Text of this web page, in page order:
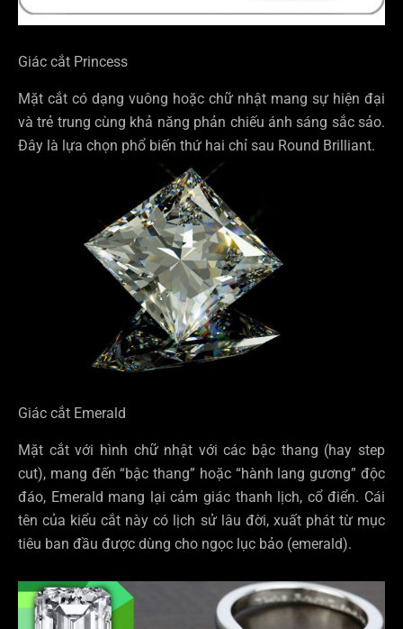
Giác cắt Princess
Mặt cắt có dạng vuông hoặc chữ nhật mang sự hiện đại
và trẻ trung cùng khả năng phản chiếu ánh sáng sắc sảo.
Đây là lựa chọn phổ biến thứ hai chỉ sau Round Brilliant.
Giác cắt Emerald
Mặt cắt với hình chữ nhật với các bậc thang (hay step
cut), mang đến “bậc thang” hoặc “hành lang gương” độc
đáo, Emerald mang lại cảm giác thanh lịch, cổ điển. Cái
tên của kiểu cắt này có lịch sử lâu đời, xuất phát từ mục
tiêu ban đầu được dùng cho ngọc lục bảo (emerald).